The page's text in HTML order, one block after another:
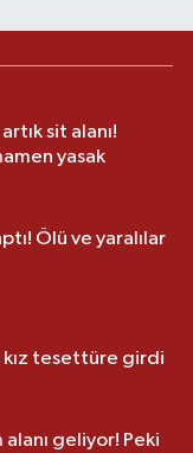
sit alanı!
yasak
Ölü ve yaralılar
tesettüre girdi
geliyor! Peki